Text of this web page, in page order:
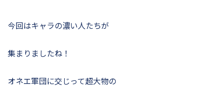
今回はキャラの濃い人たちが
集まりましたね！
オネエ軍団に交じって超大物の